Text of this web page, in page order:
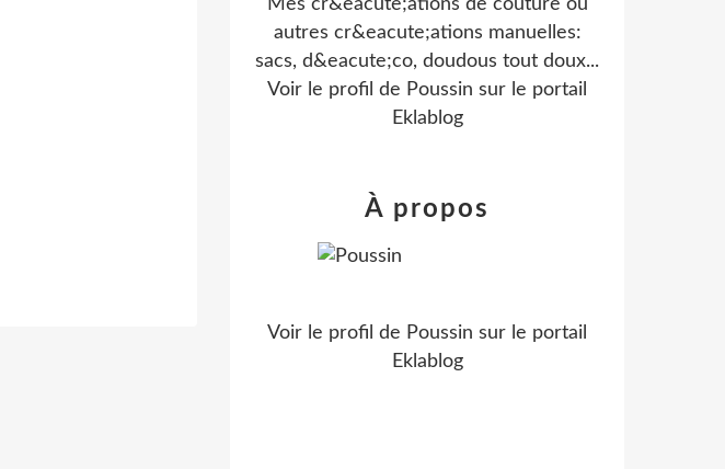
Mes cr&eacute;ations de couture ou
autres cr&eacute;ations manuelles:
sacs, d&eacute;co, doudous tout doux...
Voir le profil de Poussin sur le portail
Eklablog
À propos
Voir le profil de Poussin sur le portail
Eklablog